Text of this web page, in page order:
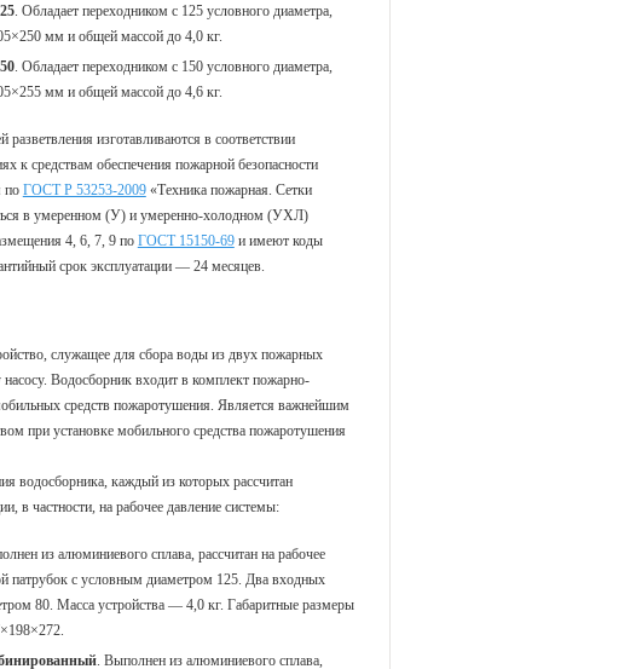
. Обладает переходником с 125 условного диаметра,
мм и общей массой до 4,0 кг.
. Обладает переходником с 150 условного диаметра,
мм и общей массой до 4,6 кг.
изготавливаются в соответствии
к средствам обеспечения пожарной безопасности
по ГОСТ Р 53253-2009«Техника пожарная. Сетки
в умеренном (У) и умеренно-холодном (УХЛ)
4, 6, 7, 9 по ГОСТ 15150-69и имеют коды
срок эксплуатации — 24 месяцев.
служащее для сбора воды из двух пожарных
Водосборник входит в комплект пожарно-
средств пожаротушения. Является важнейшим
при установке мобильного средства пожаротушения
водосборника, каждый из которых рассчитан
в частности, на рабочее давление системы:
из алюминиевого сплава, рассчитан на рабочее
патрубок с условным диаметром 125. Два входных
80. Масса устройства — 4,0 кг. Габаритные размеры
. Выполнен из алюминиевого сплава,